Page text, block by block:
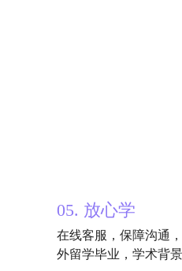
05. 放心学
在线客服，保障沟通
外留学毕业，学术背